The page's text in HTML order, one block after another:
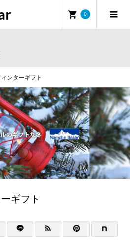
0
ンターギフト
ギフト